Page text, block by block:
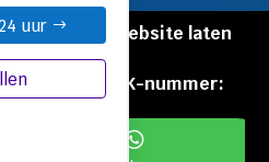
uur
Kwartier |
Website laten
Flexamedia
KVK-nummer:
